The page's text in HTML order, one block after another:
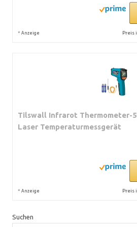
* Anzeige Preis
Tilswall Infrarot Thermometer-
Laser Temperaturmessgerät
* Anzeige Preis
Suchen